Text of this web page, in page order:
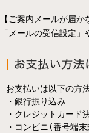
【ご案内メールが届か
「メールの受信設定
お支払いは以下の方
・銀行振り込み
・クレジットカード
・コンビニ(番号端